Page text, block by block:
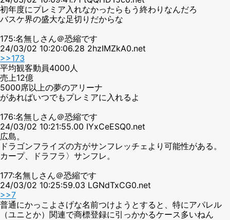
初年度にプレミア入れなかったらもう終わりなんだろ
バスケ界の盛大な足切りだからな
175:名無しさん＠恐縮です
24/03/02 10:20:06.28 2hzIMZkA0.net
>>173
平均観客動員4000人
売上12億
5000席以上の夢のアリーナ
があればいつでもプレミアに入れるよ
176:名無しさん＠恐縮です
24/03/02 10:21:55.00 IYxCeESQ0.net
広島。
ドラゴンフライズの方がサンフレッチェより可能性がある。
カープ、ドラフラ〉サンフレ。
177:名無しさん＠恐縮です
24/03/02 10:25:59.03 LGNdTxCG0.net
>>7
普通にかっこよさげな名前つけようとすると、特にアパレル
（ユニとか）関連で商標登録に引っかかるケース多いねん